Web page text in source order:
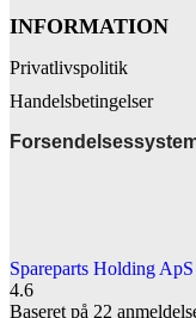
INFORMATION
Privatlivspolitik
Handelsbetingelser
Spareparts Holding ApS
4.6
Baseret på 22